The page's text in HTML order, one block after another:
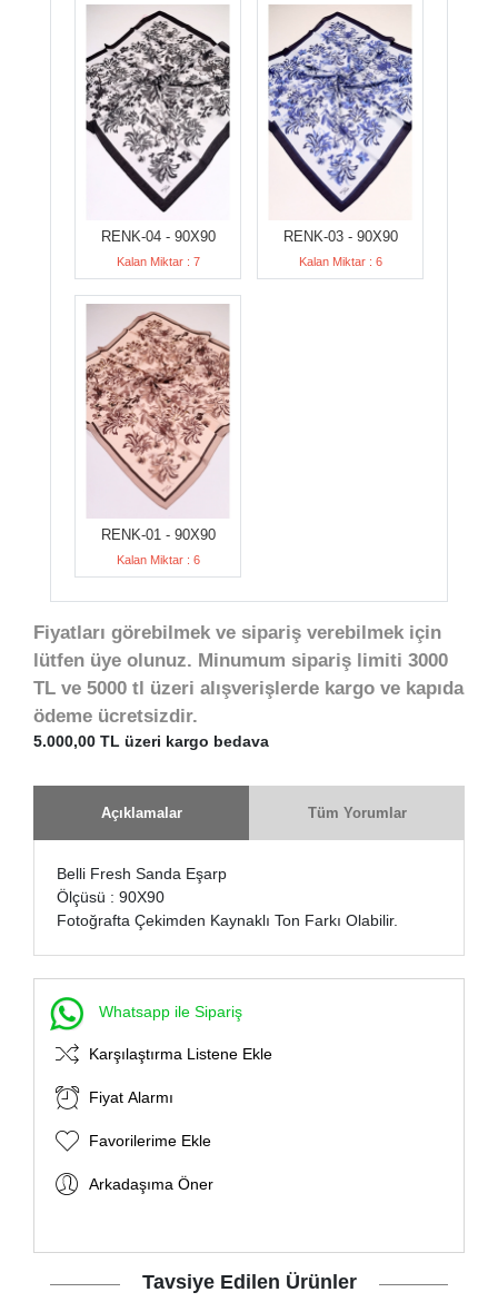
RENK-04 - 90X90
Kalan Miktar : 7
RENK-03 - 90X90
Kalan Miktar : 6
RENK-01 - 90X90
Kalan Miktar : 6
Fiyatları görebilmek ve sipariş verebilmek için
lütfen üye olunuz. Minumum sipariş limiti 3000
TL ve 5000 tl üzeri alışverişlerde kargo ve kapıda
ödeme ücretsizdir.
5.000,00 TL üzeri kargo bedava
Açıklamalar Tüm Yorumlar
Belli Fresh Sanda Eşarp
Ölçüsü : 90X90
Fotoğrafta Çekimden Kaynaklı Ton Farkı Olabilir.
Whatsapp ile Sipariş
Karşılaştırma Listene Ekle
Fiyat Alarmı
Favorilerime Ekle
Arkadaşıma Öner
Tavsiye Edilen Ürünler